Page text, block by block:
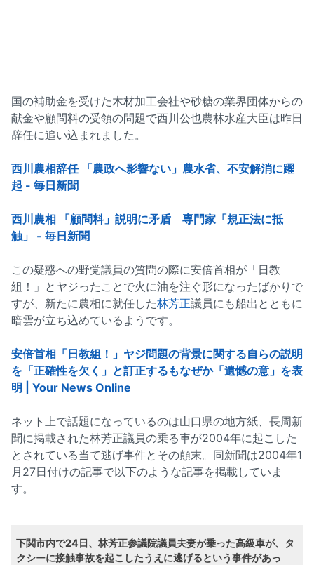
国の補助金を受けた木材加工会社や砂糖の業界団体からの
献金や顧問料の受領の問題で西川公也農林水産大臣は昨日
辞任に追い込まれました。
西川農相辞任 「農政へ影響ない」農水省、不安解消に躍
起 - 毎日新聞
西川農相 「顧問料」説明に矛盾 専門家「規正法に抵
触」 - 毎日新聞
この疑惑への野党議員の質問の際に安倍首相が「日教
組！」とヤジったことで火に油を注ぐ形になったばかりで
すが、新たに農相に就任した林芳正議員にも船出とともに
暗雲が立ち込めているようです。
安倍首相「日教組！」ヤジ問題の背景に関する自らの説明
を「正確性を欠く」と訂正するもなぜか「遺憾の意」を表
明 | Your News Online
ネット上で話題になっているのは山口県の地方紙、長周新
聞に掲載された林芳正議員の乗る車が2004年に起こした
とされている当て逃げ事件とその顛末。同新聞は2004年1
月27日付けの記事で以下のような記事を掲載していま
す。
下関市内で24日、林芳正参議院議員夫妻が乗った高級車が、タ
クシーに接触事故を起こしたうえに逃げるという事件があっ